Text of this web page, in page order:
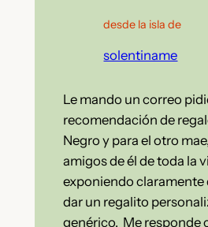
desde la isla de
solentiname
Le mando un correo
recomendación de
Negro y para el otro
amigos de él de toda la
exponiendo claramente
dar un regalito
genérico. Me responde